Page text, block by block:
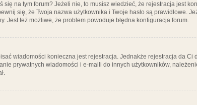
na tym forum? Jeżeli nie, to musisz wiedzieć, że rejestracja jest
się, że Twoja nazwa użytkownika i Twoje hasło są prawidłowe.
Jest też możliwe, że problem powoduje błędna konfiguracja forum.
wiadomości konieczna jest rejestracja. Jednakże rejestracja da Ci
prywatnych wiadomości i e-maili do innych użytkowników,